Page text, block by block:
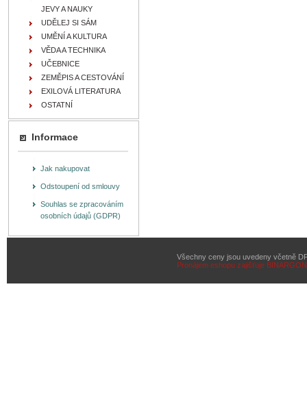
JEVY A NAUKY
UDĚLEJ SI SÁM
UMĚNÍ A KULTURA
VĚDA A TECHNIKA
UČEBNICE
ZEMĚPIS A CESTOVÁNÍ
EXILOVÁ LITERATURA
OSTATNÍ
Informace
Jak nakupovat
Odstoupení od smlouvy
Souhlas se zpracováním
osobních údajů (GDPR)
Všechny ceny jsou uvedeny včetně
Pronájem eshopu zajišťuje